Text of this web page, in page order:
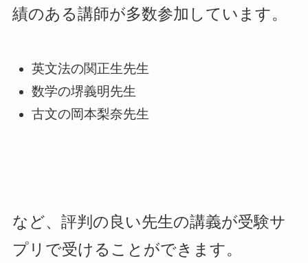
績のある講師が多数参加しています。
英文法の関正生先生
数学の堺義明先生
古文の岡本梨奈先生
など、評判の良い先生の講義が受験サ
プリで受けることができます。